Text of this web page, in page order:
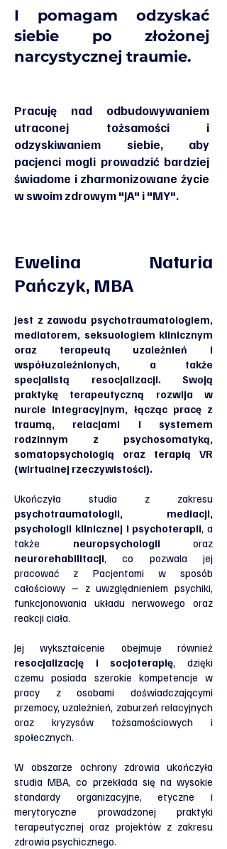
I pomagam odzyskać
siebie po złożonej
narcystycznej traumie.
Pracuję nad odbudowywaniem
utraconej tożsamości i
odzyskiwaniem siebie, aby
pacjenci mogli prowadzić bardziej
świadome i zharmonizowane życie
w swoim zdrowym "JA" i "MY".
Ewelina Naturia
Pańczyk, MBA
Jest z zawodu psychotraumatologiem,
mediatorem, seksuologiem klinicznym
oraz terapeutą uzależnień i
współuzależnionych, a także
specjalistą resocjalizacji. Swoją
praktykę terapeutyczną rozwija w
nurcie integracyjnym, łącząc pracę z
traumą, relacjami i systemem
rodzinnym z psychosomatyką,
somatopsychologią oraz terapią VR
(wirtualnej rzeczywistości).
Ukończyła studia z zakresu
psychotraumatologii, mediacji,
psychologii klinicznej i psychoterapii, a
także neuropsychologii oraz
neurorehabilitacji, co pozwala jej
pracować z Pacjentami w sposób
całościowy – z uwzględnieniem psychiki,
funkcjonowania układu nerwowego oraz
reakcji ciała.
Jej wykształcenie obejmuje również
resocjalizację i socjoterapię, dzięki
czemu posiada szerokie kompetencje w
pracy z osobami doświadczającymi
przemocy, uzależnień, zaburzeń relacyjnych
oraz kryzysów tożsamościowych i
społecznych.
W obszarze ochrony zdrowia ukończyła
studia MBA, co przekłada się na wysokie
standardy organizacyjne, etyczne i
merytoryczne prowadzonej praktyki
terapeutycznej oraz projektów z zakresu
zdrowia psychicznego.